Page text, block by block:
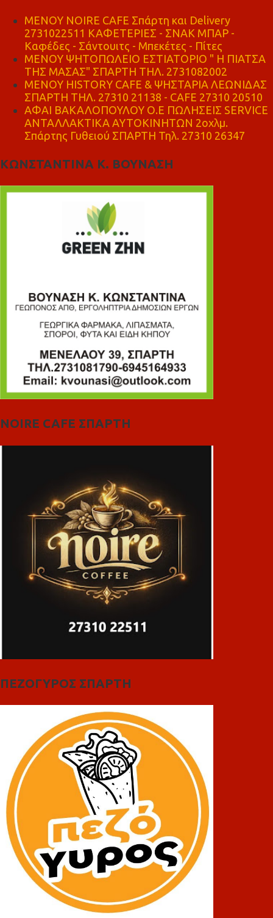
MENOY NOIRE CAFE Σπάρτη και Delivery
2731022511 ΚΑΦΕΤΕΡΙΕΣ - ΣΝΑΚ ΜΠΑΡ -
Καφέδες - Σάντουιτς - Μπεκέτες - Πίτες
ΜΕΝΟΥ ΨΗΤΟΠΩΛΕΙΟ ΕΣΤΙΑΤΟΡΙΟ " Η ΠΙΑΤΣΑ
ΤΗΣ ΜΑΣΑΣ" ΣΠΑΡΤΗ ΤΗΛ. 2731082002
ΜΕΝΟΥ HISTORY CAFE & ΨΗΣΤΑΡΙΑ ΛΕΩΝΙΔΑΣ
ΣΠΑΡΤΗ ΤΗΛ. 27310 21138 - CAFE 27310 20510
ΑΦΑΙ ΒΑΚΑΛΟΠΟΥΛΟΥ Ο.Ε ΠΩΛΗΣΕΙΣ SERVICE
ΑΝΤΑΛΛΑΚΤΙΚΑ ΑΥΤΟΚΙΝΗΤΩΝ 2οχλμ.
Σπάρτης Γυθειού ΣΠΑΡΤΗ Τηλ. 27310 26347
ΚΩΝΣΤΑΝΤΙΝΑ Κ. ΒΟΥΝΑΣΗ
NOIRE CAFE ΣΠΑΡΤΗ
ΠΕΖΟΓΥΡΟΣ ΣΠΑΡΤΗ